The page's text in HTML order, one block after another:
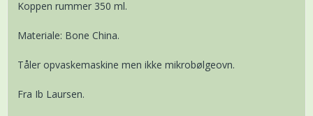
Koppen rummer 350 ml.
Materiale: Bone China.
Tåler opvaskemaskine men ikke mikrobølgeovn.
Fra Ib Laursen.